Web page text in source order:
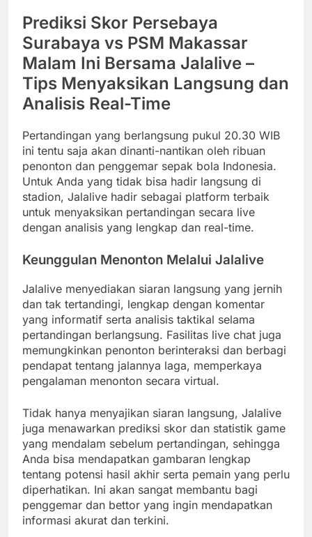
Prediksi Skor Persebaya
Surabaya vs PSM Makassar
Malam Ini Bersama Jalalive –
Tips Menyaksikan Langsung dan
Analisis Real-Time
Pertandingan yang berlangsung pukul 20.30 WIB
ini tentu saja akan dinanti-nantikan oleh ribuan
penonton dan penggemar sepak bola Indonesia.
Untuk Anda yang tidak bisa hadir langsung di
stadion, Jalalive hadir sebagai platform terbaik
untuk menyaksikan pertandingan secara live
dengan analisis yang lengkap dan real-time.
Keunggulan Menonton Melalui Jalalive
Jalalive menyediakan siaran langsung yang jernih
dan tak tertandingi, lengkap dengan komentar
yang informatif serta analisis taktikal selama
pertandingan berlangsung. Fasilitas live chat juga
memungkinkan penonton berinteraksi dan berbagi
pendapat tentang jalannya laga, memperkaya
pengalaman menonton secara virtual.
Tidak hanya menyajikan siaran langsung, Jalalive
juga menawarkan prediksi skor dan statistik game
yang mendalam sebelum pertandingan, sehingga
Anda bisa mendapatkan gambaran lengkap
tentang potensi hasil akhir serta pemain yang perlu
diperhatikan. Ini akan sangat membantu bagi
penggemar dan bettor yang ingin mendapatkan
informasi akurat dan terkini.